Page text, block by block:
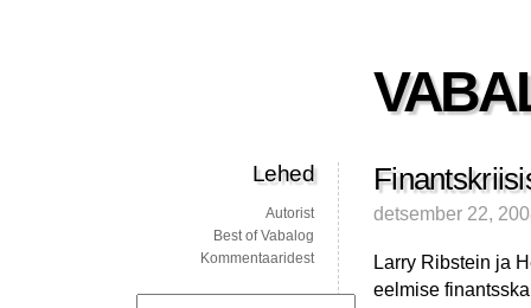
detsember 22,
Larry Ribstein ja
eelmise
Lehed
Autorist
Best of Vabalog
Kommentaaridest